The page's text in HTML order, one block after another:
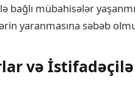
bağlı mübahisələr
yaranmasına səbəb
və